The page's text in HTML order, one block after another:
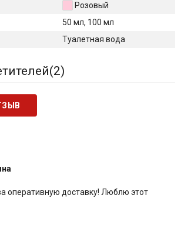
Розовый
50 мл, 100 мл
Туалетная вода
2)
оперативную доставку! Люблю этот